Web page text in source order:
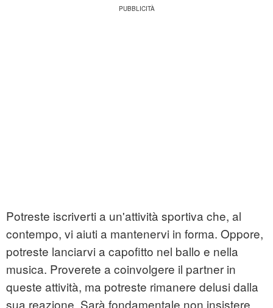
Potreste iscriverti a un'attività sportiva che, al
contempo, vi aiuti a mantenervi in forma. Oppore,
potreste lanciarvi a capofitto nel ballo e nella
musica. Proverete a coinvolgere il partner in
queste attività, ma potreste rimanere delusi dalla
sua reazione. Sarà fondamentale non insistere